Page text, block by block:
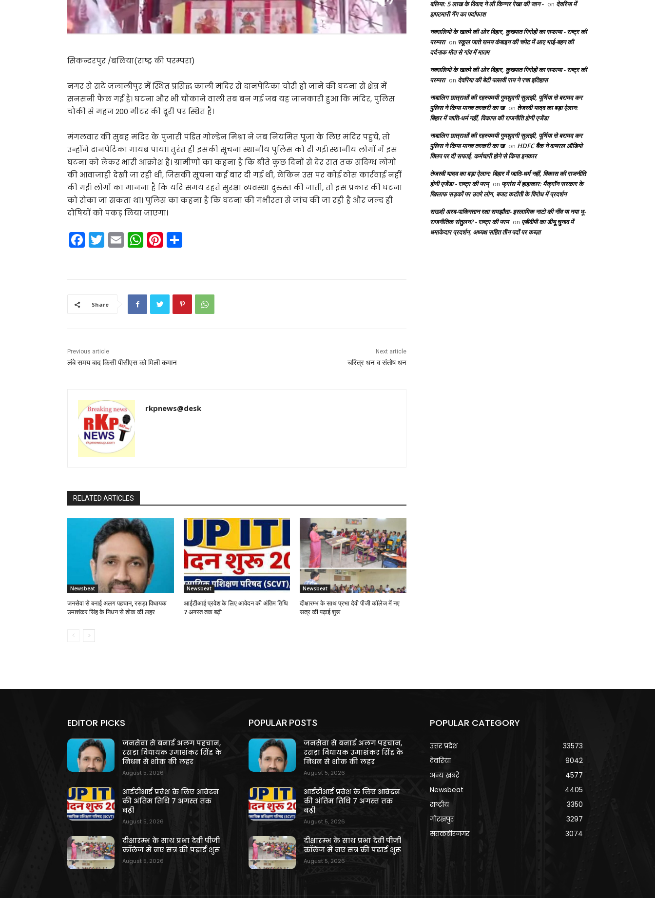
सिकन्दरपुर /बलिया(राष्ट्र की परम्परा)
नगर से सटे जलालीपुर में स्थित प्रसिद्ध काली मंदिर से दानपेटिका चोरी हो जाने की घटना से क्षेत्र में
सनसनी फैल गई है। घटना और भी चौंकाने वाली तब बन गई जब यह जानकारी हुआ कि मंदिर, पुलिस
चौकी से महज 200 मीटर की दूरी पर स्थित है।
मंगलवार की सुबह मंदिर के पुजारी पंडित गोल्डेन मिश्रा ने जब नियमित पूजा के लिए मंदिर पहुंचे, तो
उन्होंने दानपेटिका गायब पाया। तुरंत ही इसकी सूचना स्थानीय पुलिस को दी गई। स्थानीय लोगों में इस
घटना को लेकर भारी आक्रोश है। ग्रामीणों का कहना है कि बीते कुछ दिनों से देर रात तक संदिग्ध लोगों
की आवाजाही देखी जा रही थी, जिसकी सूचना कई बार दी गई थी, लेकिन उस पर कोई ठोस कार्रवाई नहीं
की गई। लोगों का मानना है कि यदि समय रहते सुरक्षा व्यवस्था दुरुस्त की जाती, तो इस प्रकार की घटना
को रोका जा सकता था। पुलिस का कहना है कि घटना की गंभीरता से जांच की जा रही है और जल्द ही
दोषियों को पकड़ लिया जाएगा।
F
a
b
k
T
w
E
m
W
h
A
p
Pi
nt
st
Share
Previous article
लंबे समय बाद किसी पीसीएस को मिली कमान
Next article
चरित्र धन व संतोष धन
rkpnews@desk
RELATED ARTICLES
Newsbeat
जनसेवा से बनाई अलग पहचान, रसड़ा विधायक
उमाशंकर सिंह के निधन से शोक की लहर
Newsbeat
आईटीआई प्रवेश के लिए आवेदन की अंतिम तिथि
7 अगस्त तक बढ़ी
Newsbeat
दीक्षारम्भ के साथ प्रभा देवी पीजी कॉलेज में नए
सत्र की पढ़ाई शुरू
बलिया: 5 लाख के विवाद ने ली किन्नर रेखा की जान - on देवरिया में
झपटमारी गैंग का पर्दाफाश
नक्सलियों के खात्मे की ओर बिहार, कुख्यात गिरोहों का सफाया - राष्ट्र की
परम्परा on स्कूल जाते समय कंबाइन की चपेट में आए भाई-बहन की
दर्दनाक मौत से गांव में मातम
नक्सलियों के खात्मे की ओर बिहार, कुख्यात गिरोहों का सफाया - राष्ट्र की
परम्परा on देवरिया की बेटी पल्लवी राय ने रचा इतिहास
नाबालिग छात्राओं की रहस्यमयी गुमशुदगी सुलझी, पूर्णिया से बरामद कर
पुलिस ने किया मानव तस्करी का ख on तेजस्वी यादव का बड़ा ऐलान:
बिहार में जाति-धर्म नहीं, विकास की राजनीति होगी एजेंडा
नाबालिग छात्राओं की रहस्यमयी गुमशुदगी सुलझी, पूर्णिया से बरामद कर
पुलिस ने किया मानव तस्करी का ख on HDFC बैंक ने वायरल ऑडियो
क्लिप पर दी सफाई, कर्मचारी होने से किया इनकार
तेजस्वी यादव का बड़ा ऐलान: बिहार में जाति-धर्म नहीं, विकास की राजनीति
होगी एजेंडा - राष्ट्र की परम् on फ्रांस में हाहाकार: मैक्रॉन सरकार के
खिलाफ सड़कों पर उतरे लोग, बजट कटौती के विरोध में प्रदर्शन
सऊदी अरब-पाकिस्तान रक्षा समझौता- इस्लामिक नाटो की नींव या नया भू-
राजनीतिक संतुलन? - राष्ट्र की परम on एबीवीपी का डीयू चुनाव में
धमाकेदार प्रदर्शन, अध्यक्ष सहित तीन पदों पर कब्ज़ा
EDITOR PICKS
जनसेवा से बनाई अलग पहचान,
रसड़ा विधायक उमाशंकर सिंह के
निधन से शोक की लहर
August 5, 2026
आईटीआई प्रवेश के लिए आवेदन
की अंतिम तिथि 7 अगस्त तक
बढ़ी
August 5, 2026
दीक्षारम्भ के साथ प्रभा देवी पीजी
कॉलेज में नए सत्र की पढ़ाई शुरू
August 5, 2026
POPULAR POSTS
जनसेवा से बनाई अलग पहचान,
रसड़ा विधायक उमाशंकर सिंह के
निधन से शोक की लहर
August 5, 2026
आईटीआई प्रवेश के लिए आवेदन
की अंतिम तिथि 7 अगस्त तक
बढ़ी
August 5, 2026
दीक्षारम्भ के साथ प्रभा देवी पीजी
कॉलेज में नए सत्र की पढ़ाई शुरू
August 5, 2026
POPULAR CATEGORY
उत्तर प्रदेश
33573
देवरिया
9042
अन्य खबरे
4577
Newsbeat
4405
राष्ट्रीय
3350
गोरखपुर
3297
संतकबीरनगर
3074